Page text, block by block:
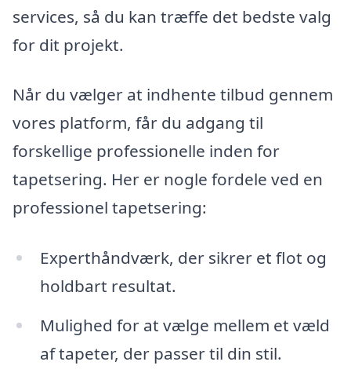
services, så du kan træffe det bedste valg
for dit projekt.
Når du vælger at indhente tilbud gennem
vores platform, får du adgang til
forskellige professionelle inden for
tapetsering. Her er nogle fordele ved en
professionel tapetsering:
Experthåndværk, der sikrer et flot og
holdbart resultat.
Mulighed for at vælge mellem et væld
af tapeter, der passer til din stil.